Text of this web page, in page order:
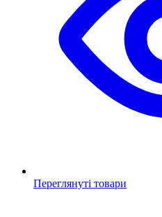
Переглянуті товари